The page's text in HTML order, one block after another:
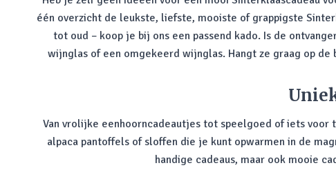
één overzicht de leukste, liefste, mooiste of grappigste
tot oud – koop je bij ons een passend kado. Is de
wijnglas of een omgekeerd wijnglas. Hangt ze graag op
Van vrolijke eenhoorncadeautjes tot speelgoed of iets voor
alpaca pantoffels of sloffen die je kunt opwarmen in de
handige cadeaus, maar ook mooie